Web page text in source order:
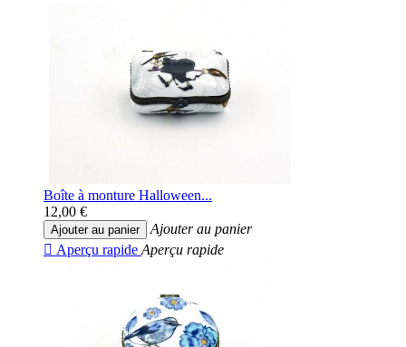
Boîte à monture Halloween...
12,00 €
Ajouter au panier
Ajouter au panier
 Aperçu rapide Aperçu rapide